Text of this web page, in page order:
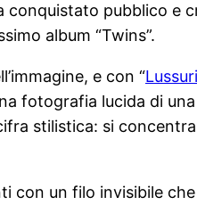
conquistato pubblico e
album “Twins”.
e con “
fotografia lucida di
stilistica: si
con un filo invisibile che